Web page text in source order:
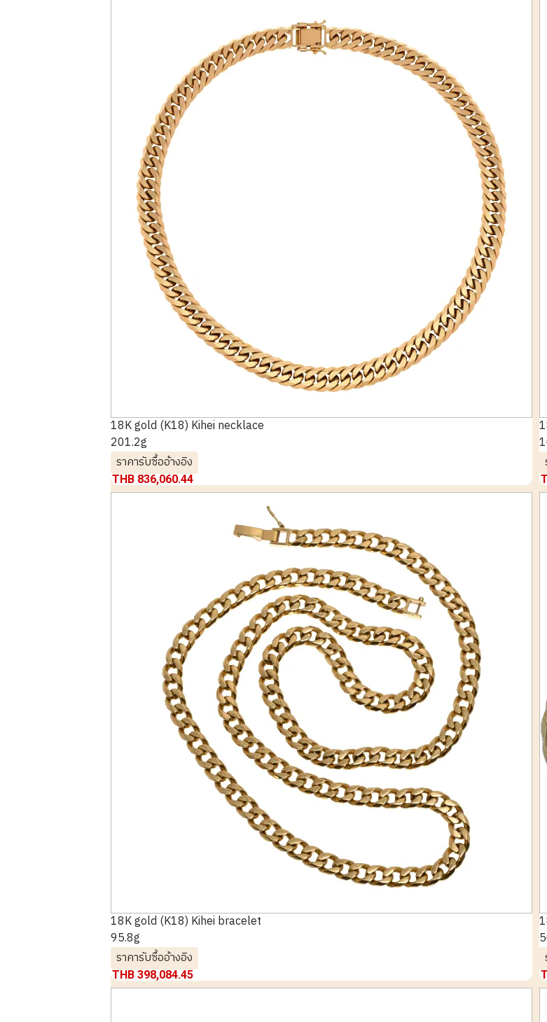
18K gold (K18) Kihei necklace
201.2g
ราคารับซื้ออ้างอิง
THB 836,060.44
18K gold (K18) Kihei bracelet
95.8g
ราคารับซื้ออ้างอิง
THB 398,084.45